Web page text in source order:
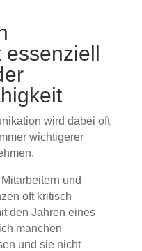
essenziell
wird dabei oft
wichtigerer
und
oft kritisch
den Jahren eines
manchen
und sie nicht